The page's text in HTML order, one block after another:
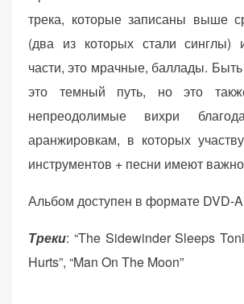
трека, которые записаны выше
(два из которых стали
части, это мрачные, баллады.
это темный путь, но это
непреодолимые вихри
аранжировкам, в которых
инструментов + песни имеют
Альбом доступен в формате DVD-
Треки: “The Sidewinder Sleeps
Hurts”, “Man On The Moon”